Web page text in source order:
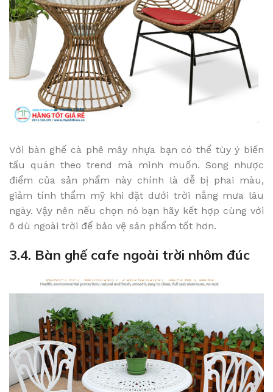
Với bàn ghế cà phê mây nhựa bạn có thể tùy ý biến
tấu quán theo trend mà mình muốn. Song nhược
điểm của sản phẩm này chính là dễ bị phai màu,
giảm tính thẩm mỹ khi đặt dưới trời nắng mưa lâu
ngày. Vậy nên nếu chọn nó bạn hãy kết hợp cùng với
ô dù ngoài trời để bảo vệ sản phẩm tốt hơn.
3.4. Bàn ghế cafe ngoài trời nhôm đúc